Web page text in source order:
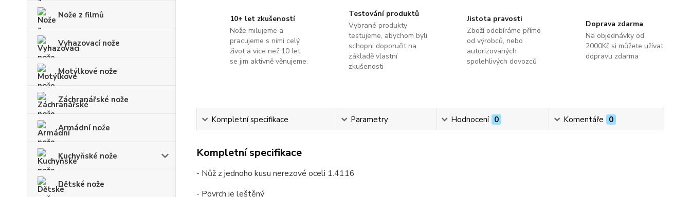
Nože z filmů
Vyhazovací nože
Motýlkové nože
Záchranářské nože
Armádní nože
Kuchyňské nože
Dětské nože
10+ let zkušeností
Nože milujeme a
pracujeme s nimi celý
život a více než 10 let
se jim aktivně věnujeme.
Testování produktů
Vybrané produkty
testujeme, abychom byli
schopni doporučit na
základě vlastní
zkušenosti
Jistota pravosti
Zboží odebíráme přímo
od výrobců, nebo
autorizovaných
spolehlivých dovozců
Doprava zdarma
Na objednávky od
2000Kč si můžete užívat
dopravu zdarma
Kompletní specifikace Parametry Hodnocení 0 Komentáře 0
Kompletní specifikace
- Nůž z jednoho kusu nerezové oceli 1.4116
- Povrch je leštěný